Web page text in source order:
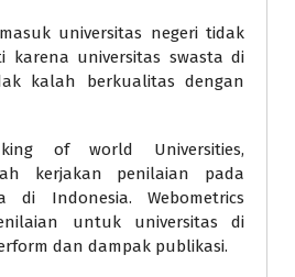
universitas negeri tidak
karena universitas swasta di
kalah berkualitas dengan
of world Universities,
kerjakan penilaian pada
di Indonesia. Webometrics
untuk universitas di
dan dampak publikasi.